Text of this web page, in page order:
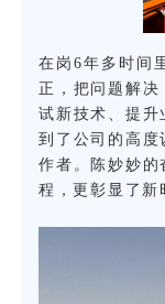
在岗6年多时间
正，把问题解
试新技术、提升
到了公司的高度
作者。
陈妙妙的
程，更彰显了新